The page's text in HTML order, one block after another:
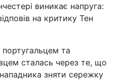
виникає напруга:
на критику Тен
та
сталась через те, що
зняти сережку